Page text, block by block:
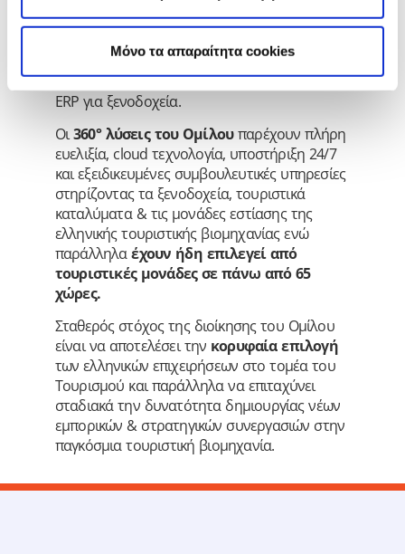
Mόνο τα απαραίτητα cookies
portfolio προϊόντων & υπηρεσιών που
περιλαμβάνει λύσεις PMS, Channel Manager,
Booking Engine, Revenue Management, B2B,
Digital Marketing, Payroll & HRM Systems και
ERP για ξενοδοχεία.
Οι360°λύσεις του Ομίλουπαρέχουν πλήρη
ευελιξία, cloud τεχνολογία, υποστήριξη 24/7
και εξειδικευμένες συμβουλευτικές υπηρεσίες
στηρίζοντας τα ξενοδοχεία, τουριστικά
καταλύματα & τις μονάδες εστίασης της
ελληνικής τουριστικής βιομηχανίας ενώ
παράλληλαέχουν ήδη επιλεγεί από
τουριστικές μονάδες σε πάνω από 65
χώρες.
Σταθερός στόχος της διοίκησης του Ομίλου
είναι να αποτελέσει την κορυφαία επιλογή
των ελληνικών επιχειρήσεων στο τομέα του
Τουρισμού και παράλληλα να επιταχύνει
σταδιακά την δυνατότητα δημιουργίας νέων
εμπορικών & στρατηγικών συνεργασιών στην
παγκόσμια τουριστική βιομηχανία.